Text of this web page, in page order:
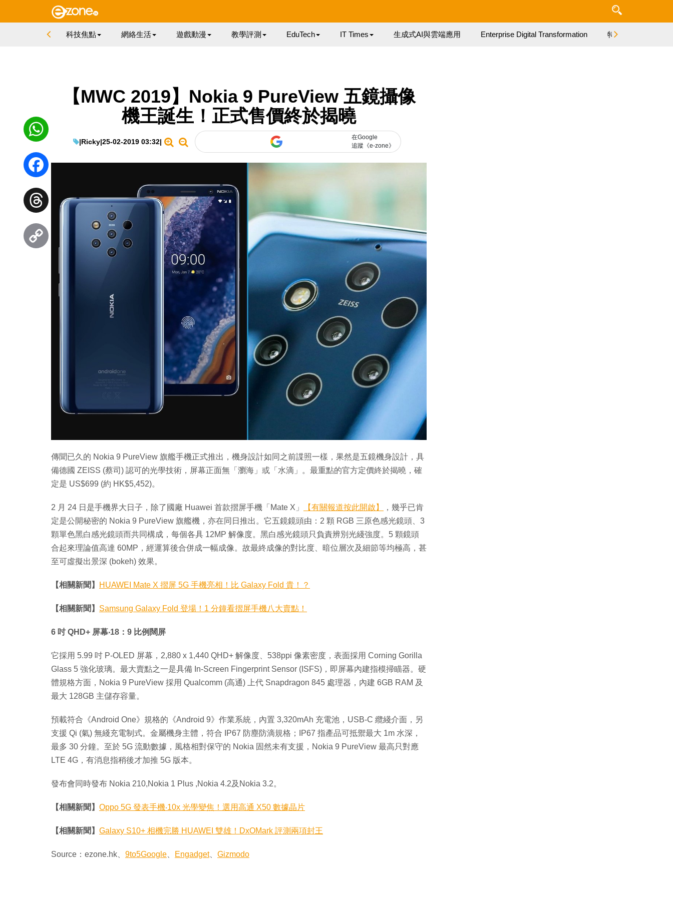
科技焦點 網絡生活 遊戲動漫 教學評測 EduTech IT Times 生成式AI與雲端應用 Enterprise Digital Transformation 特集
【MWC 2019】Nokia 9 PureView 五鏡攝像
機王誕生！正式售價終於揭曉
|Ricky|25-02-2019 03:32|
在Google
追蹤《e-zone》
傳聞已久的 Nokia 9 PureView 旗艦手機正式推出，機身設計如同之前諜照一樣，果然是五鏡機身設計，具
備德國 ZEISS (蔡司) 認可的光學技術，屏幕正面無「瀏海」或「水滴」。最重點的官方定價終於揭曉，確
定是 US$699 (約 HK$5,452)。
2 月 24 日是手機界大日子，除了國廠 Huawei 首款摺屏手機「Mate X」 【有關報道按此開啟】
，幾乎已肯
定是公開秘密的 Nokia 9 PureView 旗艦機，亦在同日推出。它五鏡鏡頭由：2 顆 RGB 三原色感光鏡頭、3
顆單色黑白感光鏡頭而共同構成，每個各具 12MP 解像度。黑白感光鏡頭只負責辨別光綫強度。5 顆鏡頭
合起來理論值高達 60MP，經運算後合併成一幅成像。故最終成像的對比度、暗位層次及細節等均極高，甚
至可虛擬出景深 (bokeh) 效果。
【相關新聞】 HUAWEI Mate X 摺屏 5G 手機亮相！比 Galaxy Fold 貴！？
【相關新聞】 Samsung Galaxy Fold 登場！1 分鐘看摺屏手機八大賣點！
6 吋 QHD+ 屏幕‧18：9 比例闊屏
它採用 5.99 吋 P-OLED 屏幕，2,880 x 1,440 QHD+ 解像度、538ppi 像素密度，表面採用 Corning Gorilla
Glass 5 強化玻璃。最大賣點之一是具備 In-Screen Fingerprint Sensor (ISFS)，即屏幕內建指模掃瞄器。硬
體規格方面，Nokia 9 PureView 採用 Qualcomm (高通) 上代 Snapdragon 845 處理器，內建 6GB RAM 及
最大 128GB 主儲存容量。
預載符合《Android One》規格的《Android 9》作業系統，內置 3,320mAh 充電池，USB-C 纜綫介面，另
支援 Qi (氣) 無綫充電制式。金屬機身主體，符合 IP67 防塵防滴規格；IP67 指產品可抵禦最大 1m 水深，
最多 30 分鐘。至於 5G 流動數據，風格相對保守的 Nokia 固然未有支援，Nokia 9 PureView 最高只對應
LTE 4G，有消息指稍後才加推 5G 版本。
發布會同時發布 Nokia 210,Nokia 1 Plus ,Nokia 4.2及Nokia 3.2。
【相關新聞】 Oppo 5G 發表手機‧10x 光學變焦！選用高通 X50 數據晶片
【相關新聞】 Galaxy S10+ 相機完勝 HUAWEI 雙雄！DxOMark 評測兩項封王
Source：ezone.hk、 9to5Google Engadget、 Gizmodo
WhatsApp
Facebook
Threads